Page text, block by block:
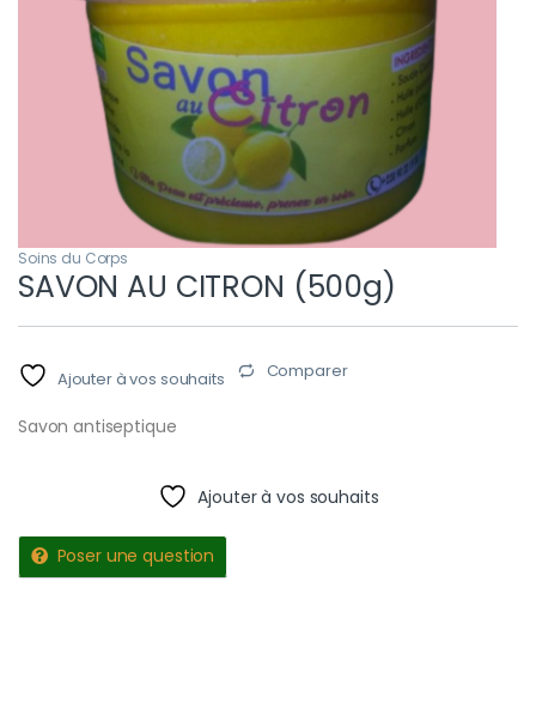
Soins du Corps
SAVON AU CITRON (500g)
Ajouter à vos souhaits Comparer
Savon antiseptique
Ajouter à vos souhaits
Poser une question